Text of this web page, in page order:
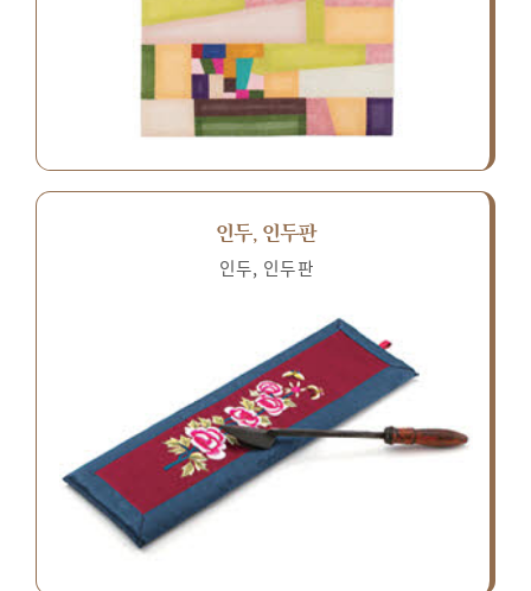
인두, 인두판
인두, 인두판